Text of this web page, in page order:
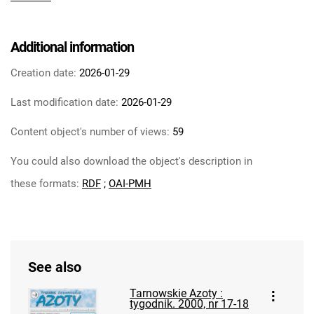
Tarnowie. 1984
Azotowych im. Feliksa Dzierżyńskiego w
Tarnowie. 1985
Azotowych im. Feliksa Dzierżyńskiego w
Tarnowskie Azoty : tygodnik Zakładów
Azotowych im. Feliksa Dzierżyńskiego w
Tarnowie. 1988
Azotowych im. Feliksa Dzierżyńskiego w
Additional information
Creation date: 2026-01-29
Last modification date: 2026-01-29
Content object's number of views: 59
You could also download the object's description in
these formats: RDF ; OAI-PMH
See also
Tarnowskie Azoty :
tygodnik. 2000, nr 17-18